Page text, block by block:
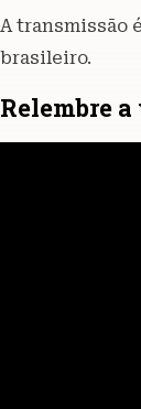
A transmissão
brasileiro.
Relembre